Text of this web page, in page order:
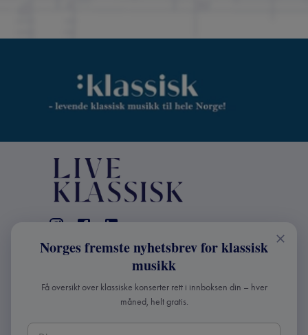
KONTAKT
Live Klassisk: +47 98670803
info@liveklassisk.no
Live Klassisk
Norges fremste nyhetsbrev for klassisk
musikk
Få oversikt over klassiske konserter rett i innboksen din – hver
måned, helt gratis.